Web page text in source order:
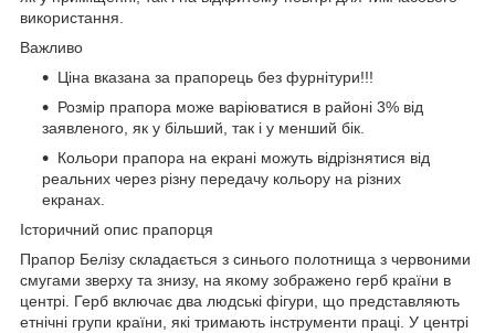
використання.
Важливо
Ціна вказана за прапорець без фурнітури!!!
Розмір прапора може варіюватися в районі 3% від
заявленого, як у більший, так і у менший бік.
Кольори прапора на екрані можуть відрізнятися від
реальних через різну передачу кольору на різних
екранах.
Історичний опис прапорця
Прапор Белізу складається з синього полотнища з червоними
смугами зверху та знизу, на якому зображено герб країни в
центрі. Герб включає два людські фігури, що представляють
етнічні групи країни, які тримають інструменти праці. У центрі